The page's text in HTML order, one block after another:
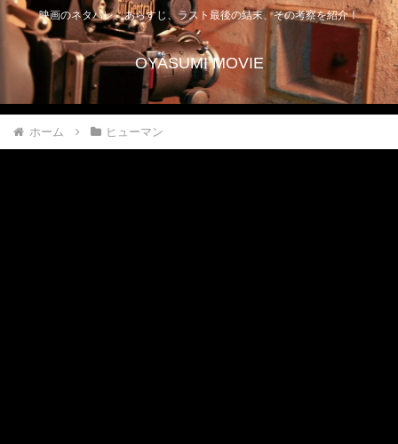
映画のネタバレ、あらすじ、ラスト最後の結末、その考察を紹介！
OYASUMI MOVIE
ホーム ヒューマン